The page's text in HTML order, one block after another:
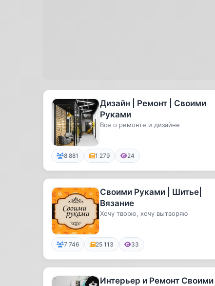
Дизайн | Ремонт | Своими
Руками
Все о ремонте и дизайне
8 881 1 279 24
Своими Руками | Шитье|
Вязание
Хочу творю, хочу вытворяю
7 746 25 113 33
Интерьер и Ремонт Своими